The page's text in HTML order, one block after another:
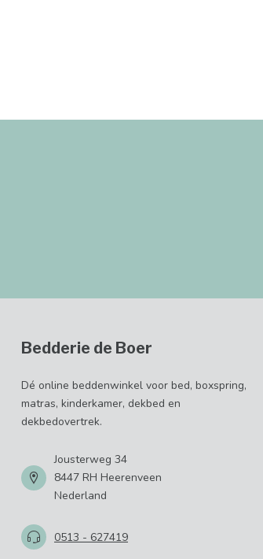
Bedderie de Boer
Dé online beddenwinkel voor bed, boxspring,
matras, kinderkamer, dekbed en
dekbedovertrek.
Jousterweg 34
8447 RH Heerenveen
Nederland
0513 - 627419